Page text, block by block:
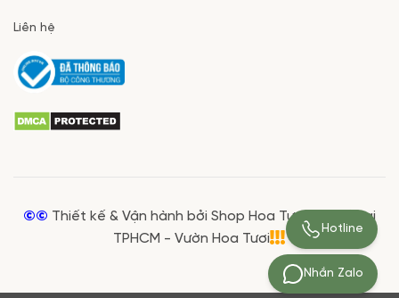
Liên hệ
©© Thiết kế & Vận hành bởi Shop Hoa Tươi Giá Rẻ tại
TPHCM - Vườn Hoa Tươi
Nhắn Zalo
Hotline